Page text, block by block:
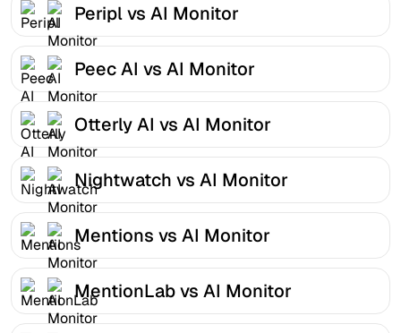
Peripl vs AI Monitor
Peec AI vs AI Monitor
Otterly AI vs AI Monitor
Nightwatch vs AI Monitor
Mentions vs AI Monitor
MentionLab vs AI Monitor